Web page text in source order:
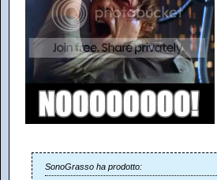
SonoGrasso ha prodotto: